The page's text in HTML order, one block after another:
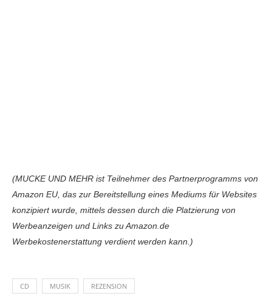
(MUCKE UND MEHR ist Teilnehmer des Partnerprogramms von
Amazon EU, das zur Bereitstellung eines Mediums für Websites
konzipiert wurde, mittels dessen durch die Platzierung von
Werbeanzeigen und Links zu Amazon.de
Werbekostenerstattung verdient werden kann.)
CD MUSIK REZENSION